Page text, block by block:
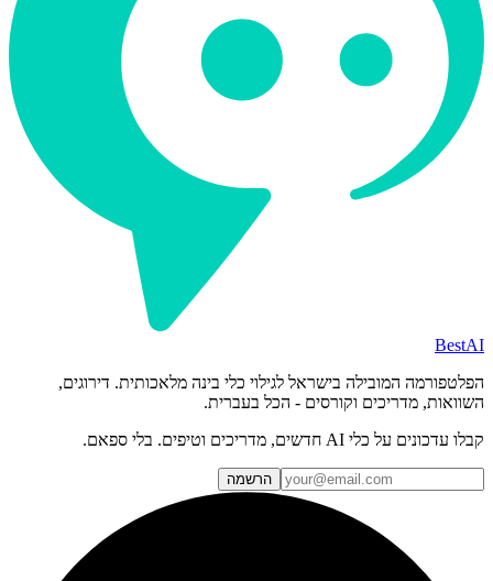
BestAI
הפלטפורמה המובילה בישראל לגילוי כלי בינה מלאכותית. דירוגים,
השוואות, מדריכים וקורסים - הכל בעברית.
קבלו עדכונים על כלי AI חדשים, מדריכים וטיפים. בלי ספאם.
הרשמה